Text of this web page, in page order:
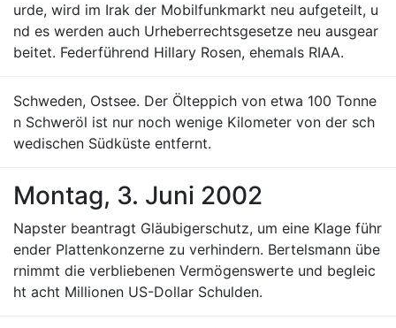
urde, wird im Irak der Mobilfunkmarkt neu aufgeteilt, u
nd es werden auch Urheberrechtsgesetze neu ausgear
beitet. Federführend Hillary Rosen, ehemals RIAA.
Schweden, Ostsee. Der Ölteppich von etwa 100 Tonne
n Schweröl ist nur noch wenige Kilometer von der sch
wedischen Südküste entfernt.
Montag, 3. Juni 2002
Napster beantragt Gläubigerschutz, um eine Klage führ
ender Plattenkonzerne zu verhindern. Bertelsmann übe
rnimmt die verbliebenen Vermögenswerte und begleic
ht acht Millionen US-Dollar Schulden.